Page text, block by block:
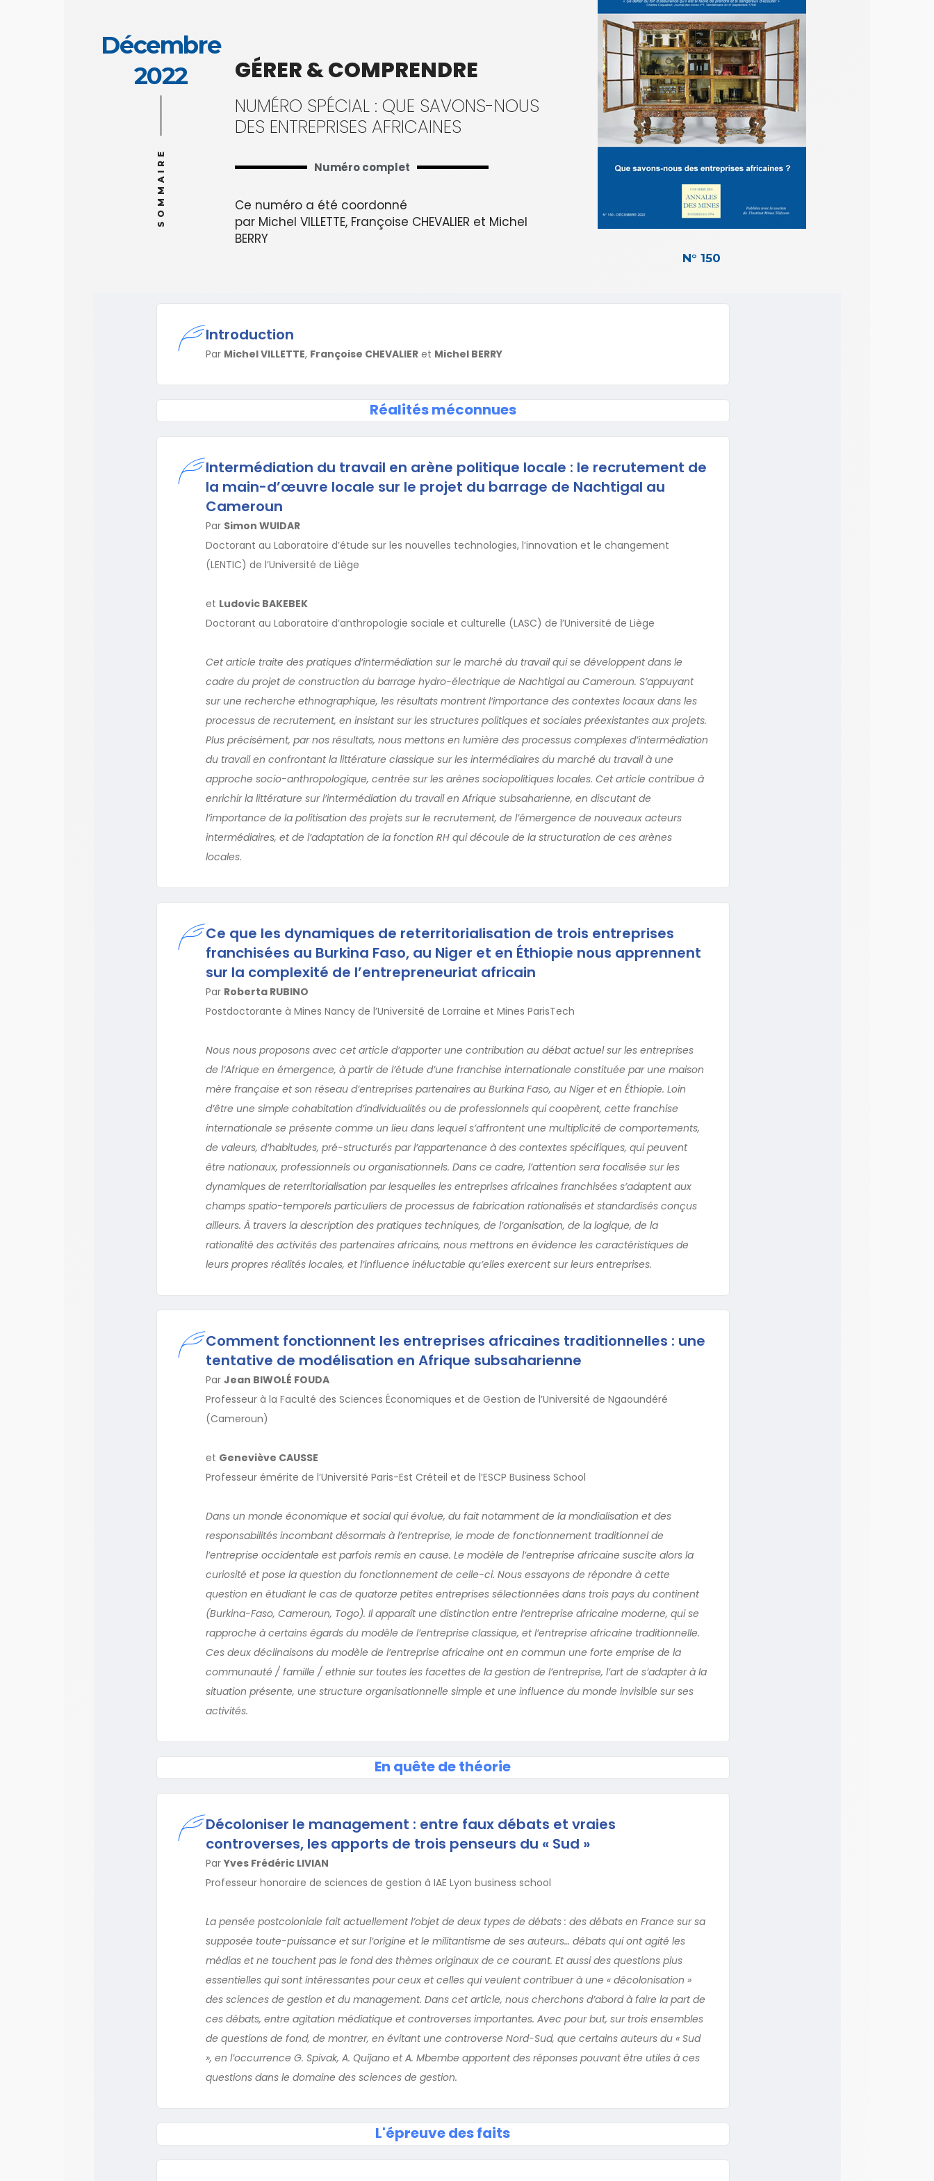
Décembre
2022
SOMMAIRE
GÉRER & COMPRENDRE
NUMÉRO SPÉCIAL : QUE SAVONS-NOUS
DES ENTREPRISES AFRICAINES
Numéro complet
Ce numéro a été coordonné
par Michel VILLETTE, Françoise CHEVALIER et Michel
BERRY
N° 150
Introduction
Par Michel VILLETTE, Françoise CHEVALIERet Michel BERRY
Réalités méconnues
Intermédiation du travail en arène politique locale : le recrutement de
la main-d’œuvre locale sur le projet du barrage de Nachtigal au
Cameroun
Par Simon WUIDAR
Doctorant au Laboratoire d’étude sur les nouvelles technologies, l’innovation et le changement
(LENTIC) de l’Université de Liège
et Ludovic BAKEBEK
Doctorant au Laboratoire d’anthropologie sociale et culturelle (LASC) de l’Université de Liège
Cet article traite des pratiques d’intermédiation sur le marché du travail qui se développent dans le
cadre du projet de construction du barrage hydro-électrique de Nachtigal au Cameroun. S’appuyant
sur une recherche ethnographique, les résultats montrent l’importance des contextes locaux dans les
processus de recrutement, en insistant sur les structures politiques et sociales préexistantes aux projets.
Plus précisément, par nos résultats, nous mettons en lumière des processus complexes d’intermédiation
du travail en confrontant la littérature classique sur les intermédiaires du marché du travail à une
approche socio-anthropologique, centrée sur les arènes sociopolitiques locales. Cet article contribue à
enrichir la littérature sur l’intermédiation du travail en Afrique subsaharienne, en discutant de
l’importance de la politisation des projets sur le recrutement, de l’émergence de nouveaux acteurs
intermédiaires, et de l’adaptation de la fonction RH qui découle de la structuration de ces arènes
locales.
Ce que les dynamiques de reterritorialisation de trois entreprises
franchisées au Burkina Faso, au Niger et en Éthiopie nous apprennent
sur la complexité de l’entrepreneuriat africain
Par Roberta RUBINO
Postdoctorante à Mines Nancy de l’Université de Lorraine et Mines ParisTech
Nous nous proposons avec cet article d’apporter une contribution au débat actuel sur les entreprises
de l’Afrique en émergence, à partir de l’étude d’une franchise internationale constituée par une maison
mère française et son réseau d’entreprises partenaires au Burkina Faso, au Niger et en Éthiopie. Loin
d’être une simple cohabitation d’individualités ou de professionnels qui coopèrent, cette franchise
internationale se présente comme un lieu dans lequel s’affrontent une multiplicité de comportements,
de valeurs, d’habitudes, pré-structurés par l’appartenance à des contextes spécifiques, qui peuvent
être nationaux, professionnels ou organisationnels. Dans ce cadre, l’attention sera focalisée sur les
dynamiques de reterritorialisation par lesquelles les entreprises africaines franchisées s’adaptent aux
champs spatio-temporels particuliers de processus de fabrication rationalisés et standardisés conçus
ailleurs. À travers la description des pratiques techniques, de l’organisation, de la logique, de la
rationalité des activités des partenaires africains, nous mettrons en évidence les caractéristiques de
leurs propres réalités locales, et l’influence inéluctable qu’elles exercent sur leurs entreprises.
Comment fonctionnent les entreprises africaines traditionnelles : une
tentative de modélisation en Afrique subsaharienne
Par Jean BIWOLÉ FOUDA
Professeur à la Faculté des Sciences Économiques et de Gestion de l’Université de Ngaoundéré
(Cameroun)
et Geneviève CAUSSE
Professeur émérite de l’Université Paris-Est Créteil et de l’ESCP Business School
Dans un monde économique et social qui évolue, du fait notamment de la mondialisation et des
responsabilités incombant désormais à l’entreprise, le mode de fonctionnement traditionnel de
l’entreprise occidentale est parfois remis en cause. Le modèle de l’entreprise africaine suscite alors la
curiosité et pose la question du fonctionnement de celle-ci. Nous essayons de répondre à cette
question en étudiant le cas de quatorze petites entreprises sélectionnées dans trois pays du continent
(Burkina-Faso, Cameroun, Togo). Il apparaît une distinction entre l’entreprise africaine moderne, qui se
rapproche à certains égards du modèle de l’entreprise classique, et l’entreprise africaine traditionnelle.
Ces deux déclinaisons du modèle de l’entreprise africaine ont en commun une forte emprise de la
communauté / famille / ethnie sur toutes les facettes de la gestion de l’entreprise, l’art de s’adapter à la
situation présente, une structure organisationnelle simple et une influence du monde invisible sur ses
activités.
En quête de théorie
Décoloniser le management : entre faux débats et vraies
controverses, les apports de trois penseurs du « Sud »
ParYves Frédéric LIVIAN
Professeur honoraire de sciences de gestion à IAE Lyon business school
La pensée postcoloniale fait actuellement l’objet de deux types de débats : des débats en France sur sa
supposée toute-puissance et sur l’origine et le militantisme de ses auteurs… débats qui ont agité les
médias et ne touchent pas le fond des thèmes originaux de ce courant. Et aussi des questions plus
essentielles qui sont intéressantes pour ceux et celles qui veulent contribuer à une « décolonisation »
des sciences de gestion et du management. Dans cet article, nous cherchons d’abord à faire la part de
ces débats, entre agitation médiatique et controverses importantes. Avec pour but, sur trois ensembles
de questions de fond, de montrer, en évitant une controverse Nord-Sud, que certains auteurs du « Sud
», en l’occurrence G. Spivak, A. Quijano et A. Mbembe apportent des réponses pouvant être utiles à ces
questions dans le domaine des sciences de gestion.
L'épreuve des faits